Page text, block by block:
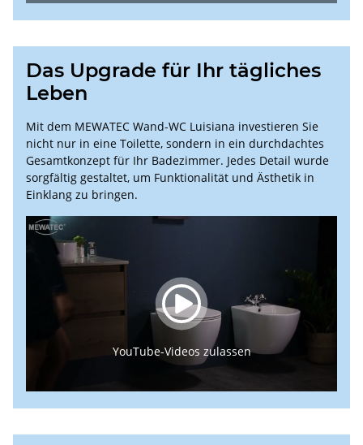
Das Upgrade für Ihr tägliches
Leben
Mit dem MEWATEC Wand-WC Luisiana investieren Sie
nicht nur in eine Toilette, sondern in ein durchdachtes
Gesamtkonzept für Ihr Badezimmer. Jedes Detail wurde
sorgfältig gestaltet, um Funktionalität und Ästhetik in
Einklang zu bringen.
YouTube-Videos zulassen